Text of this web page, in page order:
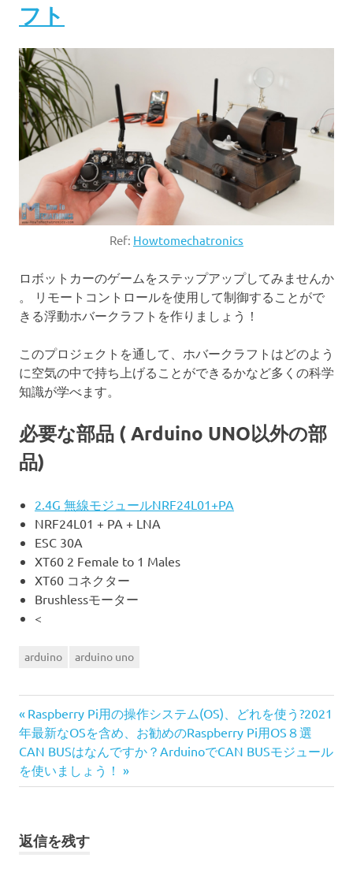
フト
Ref: Howtomechatronics
ロボットカーのゲームをステップアップしてみませんか
。 リモートコントロールを使用して制御することがで
きる浮動ホバークラフトを作りましょう！
このプロジェクトを通して、ホバークラフトはどのよう
に空気の中で持ち上げることができるかなど多くの科学
知識が学べます。
必要な部品 ( Arduino UNO以外の部
品)
2.4G 無線モジュールNRF24L01+PA
NRF24L01 + PA + LNA
ESC 30A
XT60 2 Female to 1 Males
XT60 コネクター
Brushlessモーター
<
arduino arduino uno
投
稿
ナ
ゲ
前
の
記
事:
Raspberry Pi用の操作システム(OS)、どれを使う?2021
年最新なOSを含め、お勧めのRaspberry Pi用OS８選
次
の
記
CAN BUSはなんですか？ArduinoでCAN BUSモジュール
を使いましょう！
返信を残す